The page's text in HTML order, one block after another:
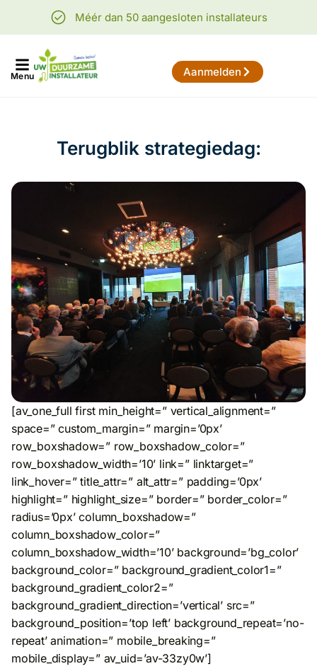
Méér dan 50 aangesloten installateurs
Menu Aanmelden
Terugblik strategiedag:
[av_one_full first min_height=” vertical_alignment=”
space=” custom_margin=” margin=’0px’
row_boxshadow=” row_boxshadow_color=”
row_boxshadow_width=’10’ link=” linktarget=”
link_hover=” title_attr=” alt_attr=” padding=’0px’
highlight=” highlight_size=” border=” border_color=”
radius=’0px’ column_boxshadow=”
column_boxshadow_color=”
column_boxshadow_width=’10’ background=’bg_color’
background_color=” background_gradient_color1=”
background_gradient_color2=”
background_gradient_direction=’vertical’ src=”
background_position=’top left’ background_repeat=’no-
repeat’ animation=” mobile_breaking=”
mobile_display=” av_uid=’av-33zy0w’]